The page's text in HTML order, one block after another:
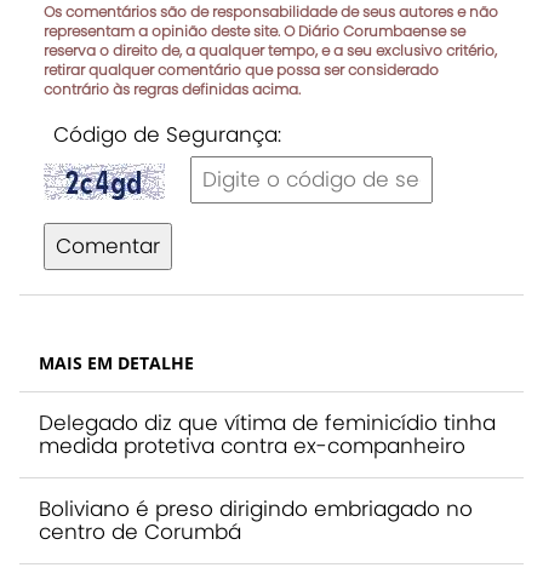
Os comentários são de responsabilidade de seus autores e não
representam a opinião deste site. O Diário Corumbaense se
reserva o direito de, a qualquer tempo, e a seu exclusivo critério,
retirar qualquer comentário que possa ser considerado
contrário às regras definidas acima.
Código de Segurança:
Comentar
MAIS EM DETALHE
Delegado diz que vítima de feminicídio tinha
medida protetiva contra ex-companheiro
Boliviano é preso dirigindo embriagado no
centro de Corumbá